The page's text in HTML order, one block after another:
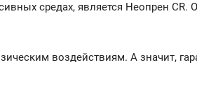
средах, является Неопрен CR.
воздействиям. А значит,